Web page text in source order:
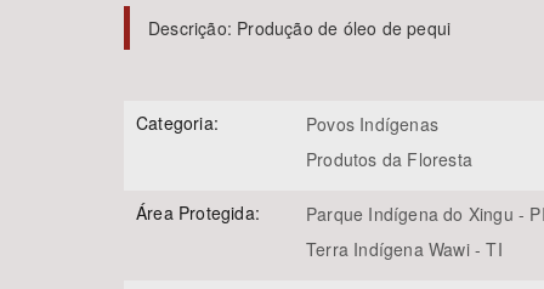
Área de Levantamento
Descrição: Produção de óleo de pequi
Categoria:
Povos Indígenas
Produtos da Floresta
Área Protegida:
Parque Indígena do Xingu - PI
Terra Indígena Wawi - TI